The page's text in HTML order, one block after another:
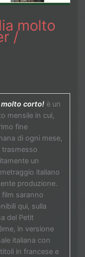
molto
/
corto!è un
mensile in cui,
fine
di ogni mese,
trasmesso
un
italiano
produzione.
film saranno
qui, sulla
del Petit
in versione
italiana con
in francese e